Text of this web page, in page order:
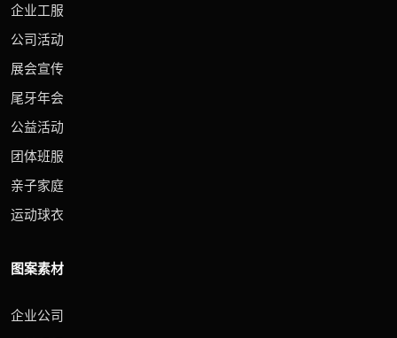
企业工服
公司活动
展会宣传
尾牙年会
公益活动
团体班服
亲子家庭
运动球衣
图案素材
企业公司